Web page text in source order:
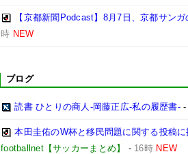
【京都新聞Podcast】8月7日、京都サン
時 NEW
ブログ
読書 ひとりの商人-岡藤正広-私の履歴書--
本田圭佑のW杯と移民問題に関する投稿
footballnet【サッカーまとめ】
- 16時 NEW